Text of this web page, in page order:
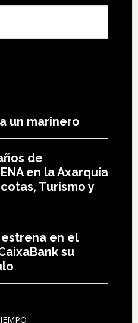
un marinero
de
en la Axarquía
Turismo y
en el
su